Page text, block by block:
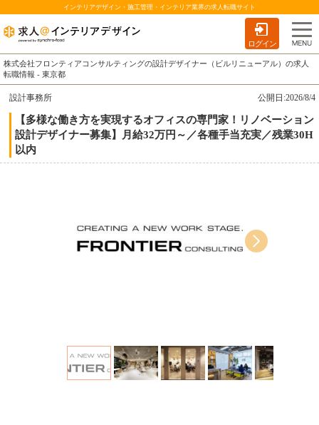
インテリアデザイン・施工管理・インテリア業界の求人転職サイト
ログイン
株式会社フロンティアコンサルティングの設計デザイナー（ビルリニューアル）の求人
転職情報 - 東京都
設計事務所 公開日:2026/8/4
【多様な働き方を実現するオフィスの専門家！リノベーション
設計デザイナー募集】月給32万円～／各種手当充実／残業30H
以内